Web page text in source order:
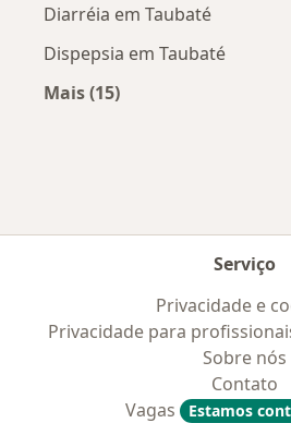
Diarréia em Taubaté
Dispepsia em Taubaté
Mais (15)
Serviço
Privacidade e
Privacidade para
Sobre nós
Contato
Vagas
Estamos